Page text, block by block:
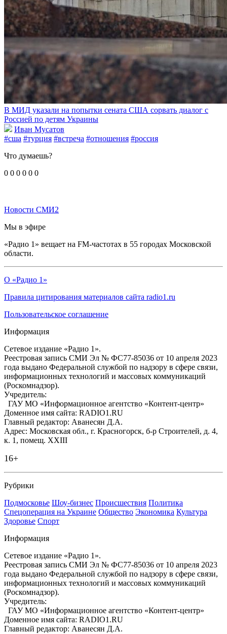
В МИД указали на попытки сената США сорвать диалог с
Россией по детям Украины
Иван Мусатов
#сша #турция #встреча #отношения #россия
Что думаешь?
0 0 0 0 0 0
Новости СМИ2
Мы в эфире
«Радио 1» вещает на FM-частотах в 55 городах Московской
области.
О «Радио 1»
Правила цитирования материалов сайта radio1.ru
Пользовательское соглашение
Информация
Сетевое издание «Радио 1».
Реестровая запись СМИ Эл № ФС77-85036 от 10 апреля 2023
года выдано Федеральной службой по надзору в сфере связи,
информационных технологий и массовых коммуникаций
(Роскомнадзор).
Учредитель:
ГАУ МО «Информационное агентство «Контент-центр»
Доменное имя сайта: RADIO1.RU
Главный редактор: Аванесян Д.А.
Адрес: Московская обл., г. Красногорск, б-р Строителей, д. 4,
к. 1, помещ. XXIII
16+
Рубрики
Подмосковье Шоу-бизнес Происшествия Политика
Спецоперация на Украине Общество Экономика Культура
Здоровье Спорт
Информация
Сетевое издание «Радио 1».
Реестровая запись СМИ Эл № ФС77-85036 от 10 апреля 2023
года выдано Федеральной службой по надзору в сфере связи,
информационных технологий и массовых коммуникаций
(Роскомнадзор).
Учредитель:
ГАУ МО «Информационное агентство «Контент-центр»
Доменное имя сайта: RADIO1.RU
Главный редактор: Аванесян Д.А.